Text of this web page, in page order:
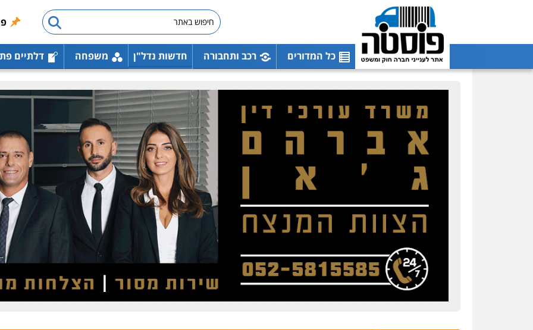
כל המדורים רכב ותחבורה חדשות נדל"ן משפחה דלתיים